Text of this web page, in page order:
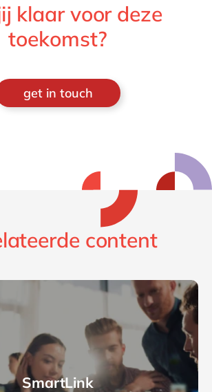
klaar voor deze
toekomst?
get in touch
content
SmartLink